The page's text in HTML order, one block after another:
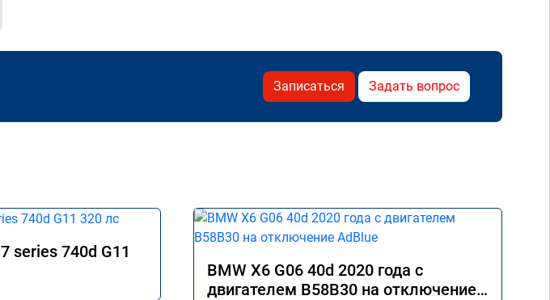
Записаться Задать вопрос
series 740d G11
BMW X6 G06 40d 2020 года с
двигателем B58B30 на отключение